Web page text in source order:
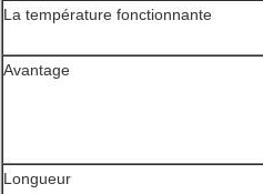
La température fonctionnante
Avantage
Longueur